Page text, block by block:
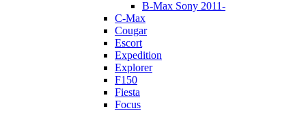
B-Max Sony 2011-
C-Max
Cougar
Escort
Expedition
Explorer
F150
Fiesta
Focus